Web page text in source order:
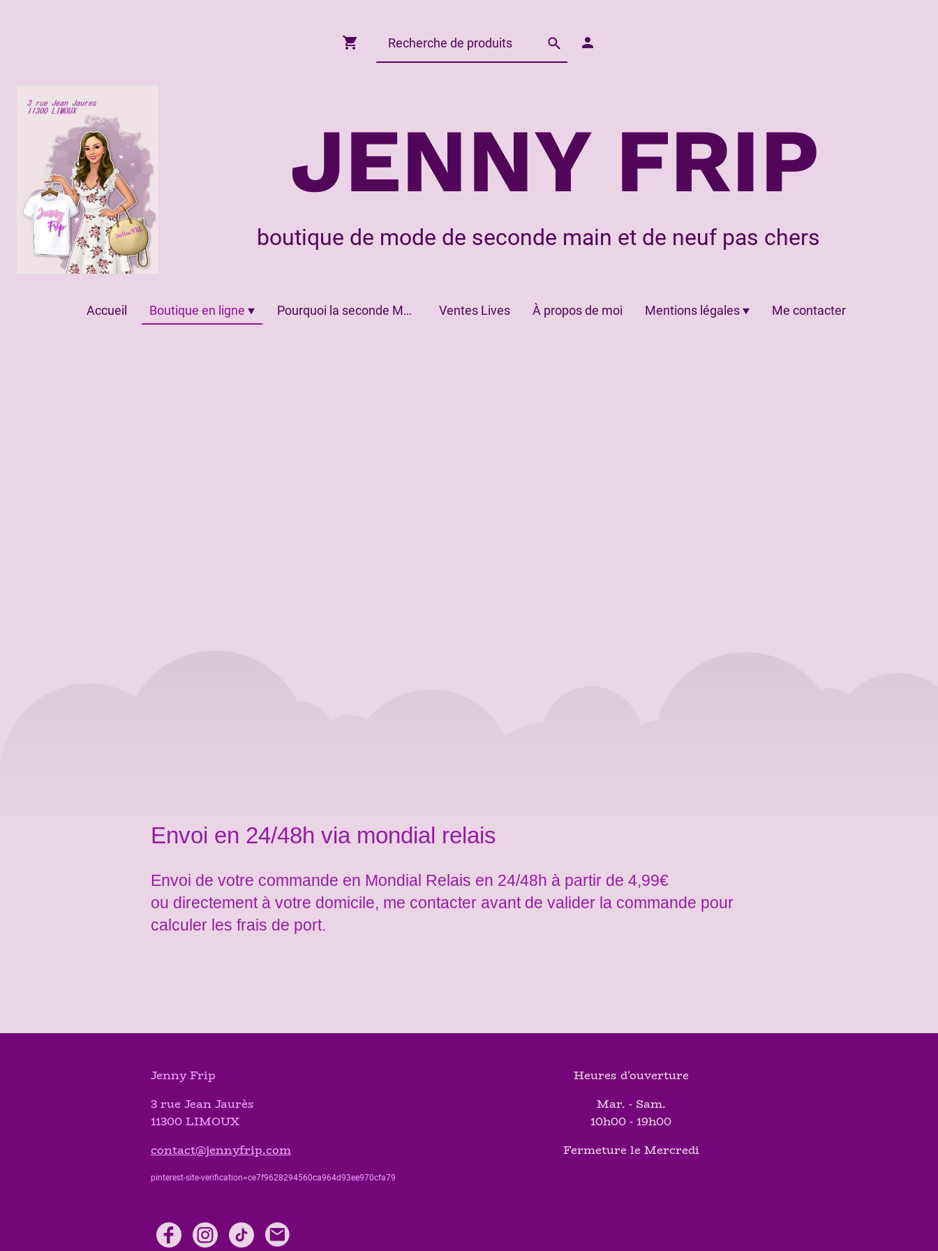
JENNY FRIP
boutique de mode de seconde main et de neuf pas chers
Accueil Boutique en ligne Pourquoi la seconde Main? Ventes Lives À propos de moi Mentions légales Me contacter
Envoi en 24/48h via mondial relais
Envoi de votre commande en Mondial Relais en 24/48h à partir de 4,99€
ou directement à votre domicile, me contacter avant de valider la commande pour
calculer les frais de port.
Jenny Frip
3 rue Jean Jaurès
11300 LIMOUX
contact@jennyfrip.com
pinterest-site-verification=ce7f9628294560ca964d93ee970cfa79
Heures d'ouverture
Mar. - Sam.
10h00 - 19h00
Fermeture le Mercredi